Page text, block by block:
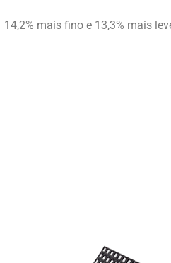
14,2% mais fino e 13,3% mais